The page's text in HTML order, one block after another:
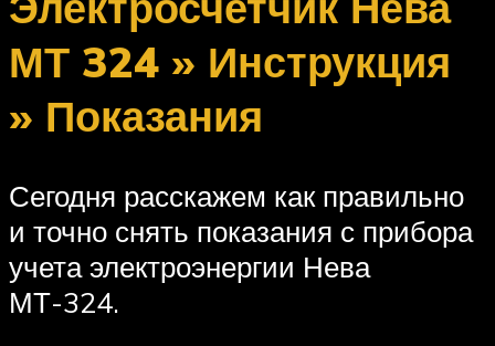
МТ 324 » Инструкция
» Показания
Сегодня расскажем как правильно
и точно снять показания с прибора
учета электроэнергии Нева
МТ-324.